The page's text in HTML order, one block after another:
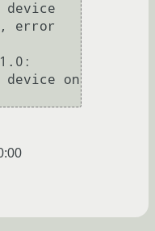
device
error
device on